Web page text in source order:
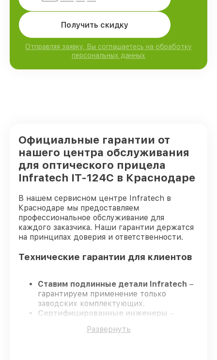
Получить скидку
Отправляя заявку, Вы соглашаетесь на обработку
персональных данных
Официальные гарантии от
нашего центра обслуживания
для оптического прицела
Infratech IT-124C в Краснодаре
В нашем сервисном центре Infratech в
Краснодаре мы предоставляем
профессиональное обслуживание для
каждого заказчика. Наши гарантии держатся
на принципах доверия и ответственности.
Технические гарантии для клиентов
Ставим подлинные детали Infratech –
гарантируем применение только
заводских комплектующих.
Сертифицированные инженеры –
навыков, что обеспечивает надёжную
Развернуть